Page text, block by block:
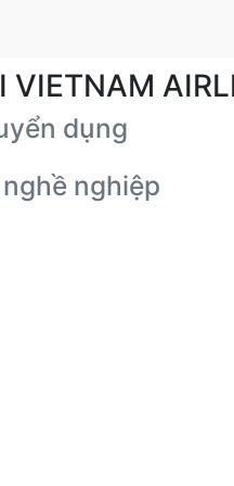
VIETNAM
dụng
nghiệp